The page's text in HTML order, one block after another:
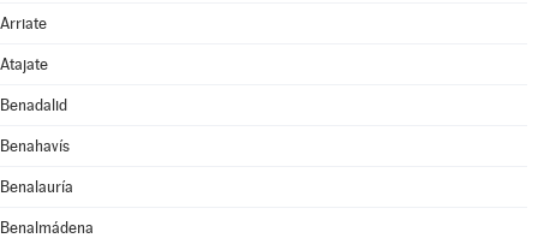
Arriate
Atajate
Benadalid
Benahavís
Benalauría
Benalmádena